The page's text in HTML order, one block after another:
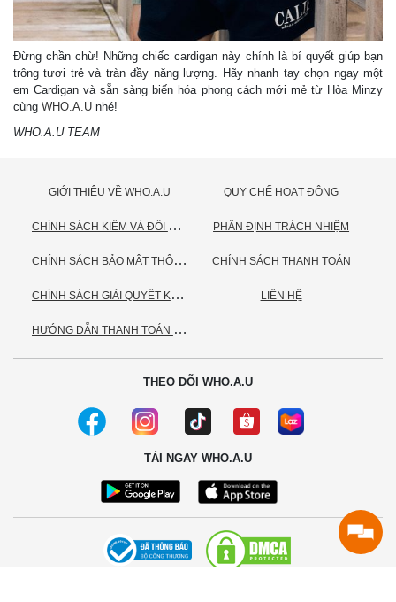
Đừng chần chừ! Những chiếc cardigan này chính là bí quyết giúp bạn
trông tươi trẻ và tràn đầy năng lượng. Hãy nhanh tay chọn ngay một
em Cardigan và sẵn sàng biến hóa phong cách mới mẻ từ Hòa Minzy
cùng WHO.A.U nhé!
WHO.A.U TEAM
GIỚI THIỆU VỀ WHO.A.U
C
HÍNH SÁCH KIỂM VÀ ĐỔI TRẢ HÀNG
C
HÍNH SÁCH BẢO MẬT THÔNG TIN CÁ NHÂN
C
HÍNH SÁCH GIẢI QUYẾT KHIẾU NẠI
H
ƯỚNG DẪN THANH TOÁN VNPAY
QUY CHẾ HOẠT ĐỘNG
PHÂN ĐỊNH TRÁCH NHIỆM
CHÍNH SÁCH THANH TOÁN
LIÊN HỆ
THEO DÕI WHO.A.U
TẢI NGAY WHO.A.U